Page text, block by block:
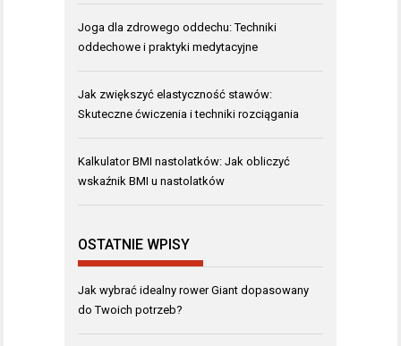
Joga dla zdrowego oddechu: Techniki
oddechowe i praktyki medytacyjne
Jak zwiększyć elastyczność stawów:
Skuteczne ćwiczenia i techniki rozciągania
Kalkulator BMI nastolatków: Jak obliczyć
wskaźnik BMI u nastolatków
OSTATNIE WPISY
Jak wybrać idealny rower Giant dopasowany
do Twoich potrzeb?